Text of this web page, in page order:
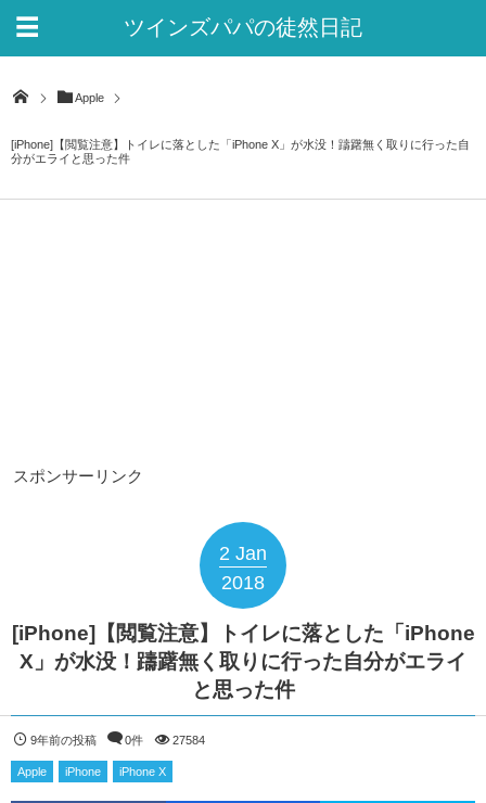
ツインズパパの徒然日記
Apple
[iPhone]【閲覧注意】トイレに落とした「iPhone X」が水没！躊躇無く取りに行った自
分がエライと思った件
スポンサーリンク
2 Jan
2018
[iPhone]【閲覧注意】トイレに落とした「iPhone
X」が水没！躊躇無く取りに行った自分がエライ
と思った件
9年前の投稿 0件 27584
Apple iPhone iPhone X